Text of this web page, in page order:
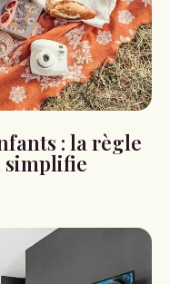
: la règle
simplifie